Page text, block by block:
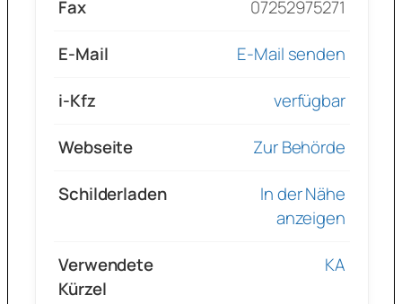
Fax
07252975271
E-Mail
E-Mail senden
i-Kfz
verfügbar
Webseite
Zur Behörde
Schilderladen
In der Nähe
anzeigen
Verwendete
Kürzel
KA